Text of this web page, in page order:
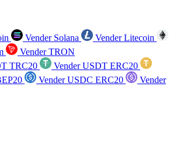
Vender Solana
Vender Litecoin
Vender TRON
TRC20
Vender USDT ERC20
Vender USDC ERC20
Vender